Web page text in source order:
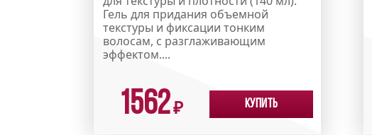
Гель для придания объемной
текстуры и фиксации тонким
волосам, с разглаживающим
эффектом....
1562₽ Купить